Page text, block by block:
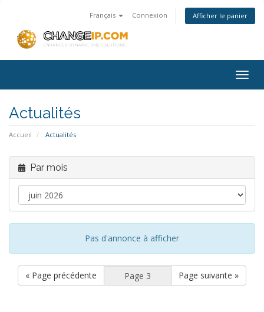
Français Connexion Afficher le panier
Actualités
Accueil Actualités
Par mois
Pas d'annonce à afficher
« Page précédente Page suivante »